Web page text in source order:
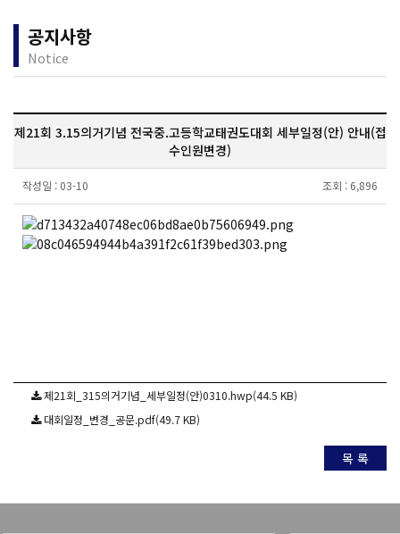
공지사항
Notice
제21회 3.15의거기념 전국중.고등학교태권도대회 세부일정(안) 안내(접
수인원변경)
작성일 : 03-10 조회 : 6,896
제21회_315의거기념_세부일정(안)0310.hwp(44.5 KB)
대회일정_변경_공문.pdf(49.7 KB)
목 록